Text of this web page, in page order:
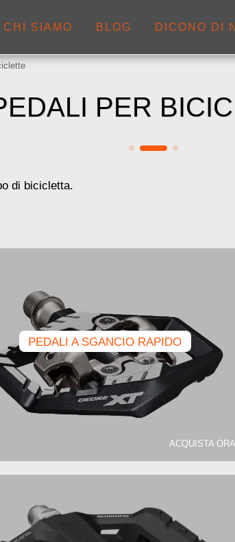
CHI SIAMO BLOG DICONO DI
PER
di bicicletta.
PEDALI A SGANCIO RAPIDO
ACQUISTA ORA